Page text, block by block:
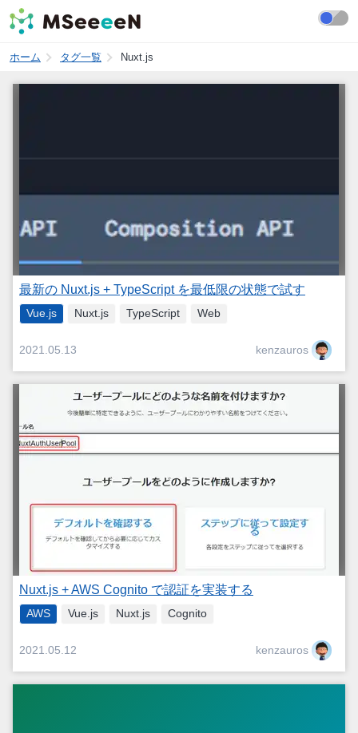
ホーム タグ一覧 Nuxt.js
最新の Nuxt.js + TypeScript を最低限の状態で試す
Vue.js Nuxt.js TypeScript Web
2021.05.13 kenzauros
Nuxt.js + AWS Cognito で認証を実装する
AWS Vue.js Nuxt.js Cognito
2021.05.12 kenzauros